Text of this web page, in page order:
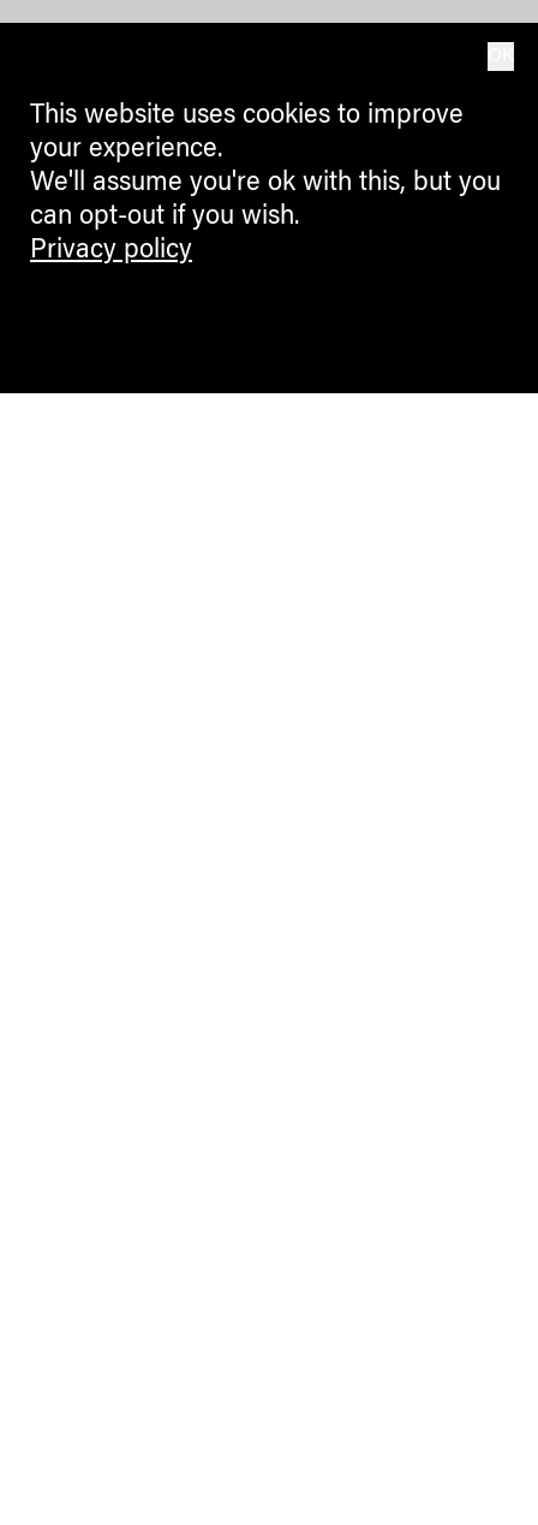
This website uses cookies to improve
your experience.
We'll assume you're ok with this, but you
can opt-out if you wish.
Privacy policy